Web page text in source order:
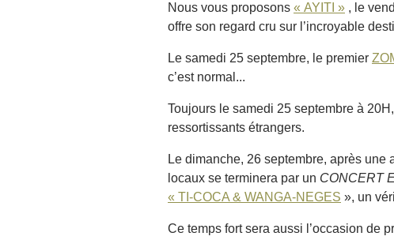
Nous vous proposons « AYITI » , le
offre son regard cru sur l’incroyable
Le samedi 25 septembre, le premier
c’est normal...
Toujours le samedi 25 septembre à
ressortissants étrangers.
Le dimanche, 26 septembre, après une
locaux se terminera par un CONCERT
« TI-COCA & WANGA-NEGES », un
Ce temps fort sera aussi l’occasion de